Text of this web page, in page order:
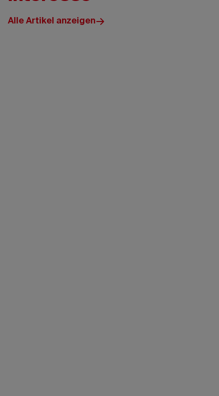
Alle Artikel anzeigen